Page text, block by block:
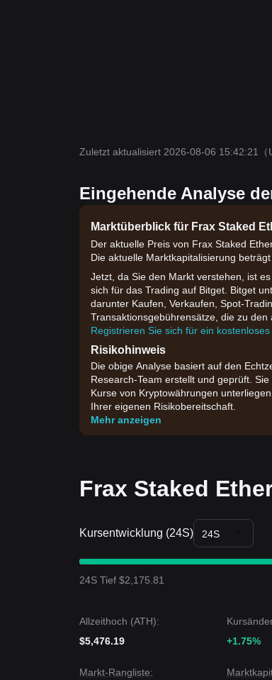
Zuletzt aktualisiert 2026-08-06 15:42:21
Eingehende Analyse
Marktüberblick für Frax Staked
Der aktuelle Preis von Frax Staked
Die aktuelle Marktkapitalisierung
Jetzt, da Sie den Markt verstehen, ist
sich für das Trading auf Bitget. Bitget
darunter Kaufen, Verkaufen, Spot-
Transaktionsgebührensätze, die zu
Registrieren Sie sich für ein
Risikohinweis
Die obige Analyse basiert auf den
Research-Team erstellt und geprüft.
Kurse von Kryptowährungen
Ihrer eigenen Risikobereitschaft.
Mehr anzeigen
Frax Staked
Kursentwicklung (24S) 24S
24S Tief $2,175.81
Allzeithoch (ATH):
$5,476.19
+1.75%
Markt-Rangliste: